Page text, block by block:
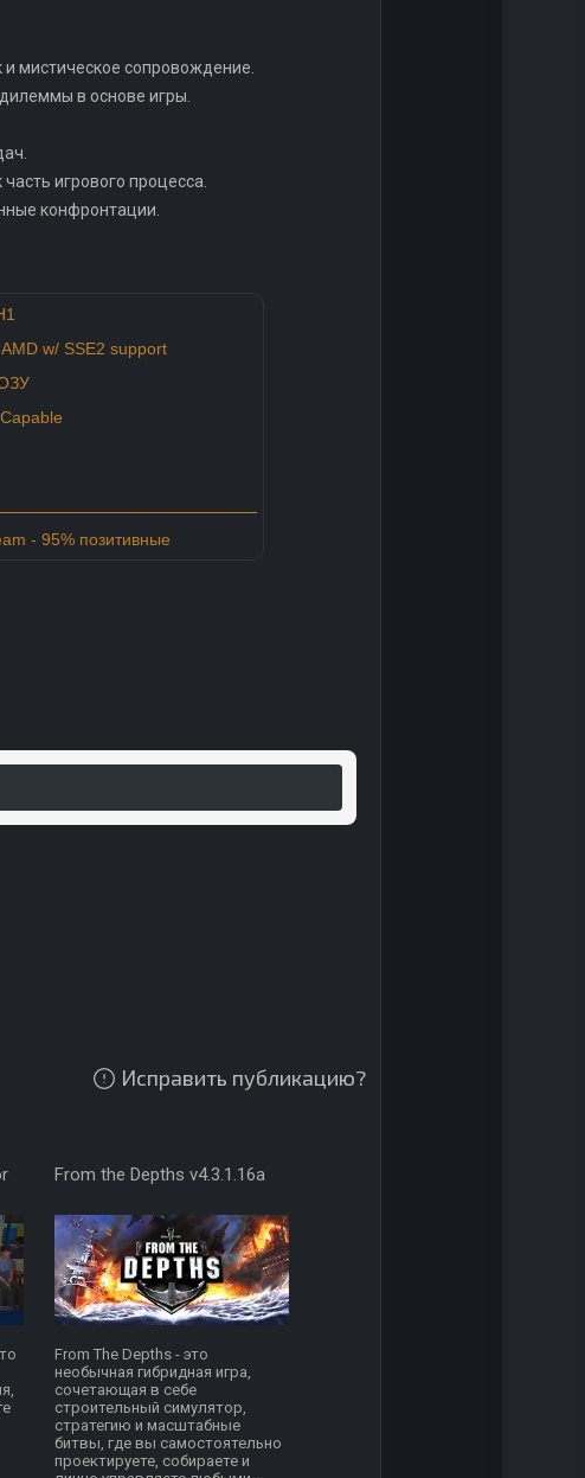
мистическое сопровождение.
в основе игры.
игрового процесса.
конфронтации.
w/ SSE2 support
- 95% позитивные
Исправить публикацию?
From the Depths v4.3.1.16a
From The Depths - это
необычная гибридная игра,
сочетающая в себе
строительный симулятор,
стратегию и масштабные
битвы, где вы самостоятельно
проектируете, собираете и